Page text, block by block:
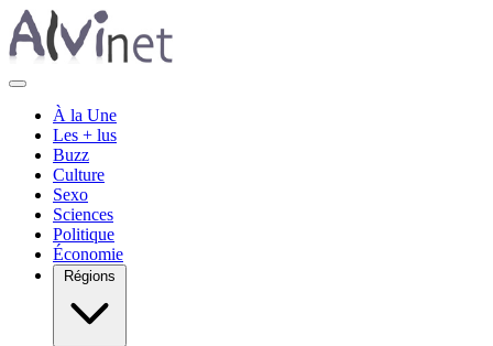
À la Une
Les + lus
Buzz
Culture
Sexo
Sciences
Politique
Économie
Régions